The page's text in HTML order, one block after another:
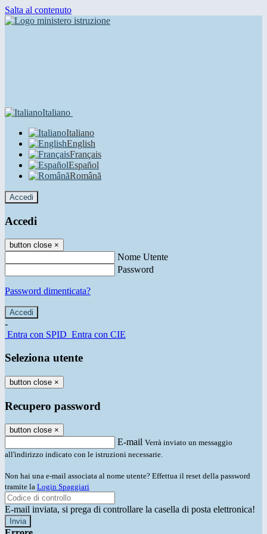
Salta al contenuto
Italiano
Italiano
English
Français
Español
Română
Accedi
Accedi
button close ×
Nome Utente
Password
Password dimenticata?
-
Entra con SPID Entra con CIE
Seleziona utente
button close ×
Recupero password
button close ×
E-mail Verrà inviato un messaggio
all'indirizzo indicato con le istruzioni necessarie.
Non hai una e-mail associata al nome utente? Effettua il reset della password
tramite la Login Spaggiari
E-mail inviata, si prega di controllare la casella di posta elettronica!